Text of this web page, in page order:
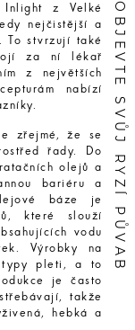
Inlight z Velké
nejčistější a
To stvrzují také
za ní lékař
z největších
nabízí
zřejmé, že se
řady. Do
olejů a
bariéru a
báze je
které slouží
vodu
Výrobky na
typy pleti, a to
je často
takže
hebká a
OBJEVTE SVŮJ RYZÍ PŮVAB